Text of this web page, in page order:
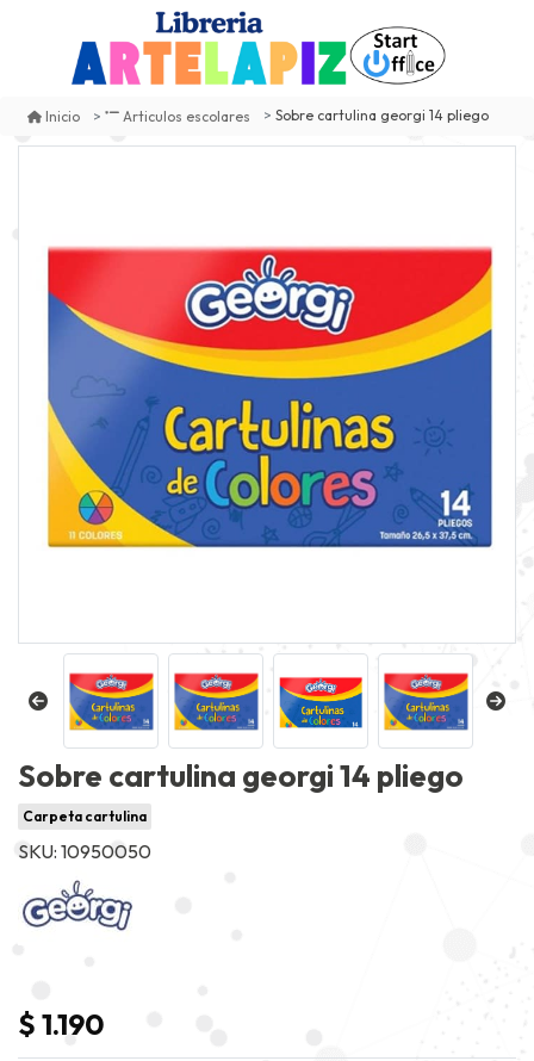
Inicio Articulos escolares Sobre cartulina georgi 14 pliego
Sobre cartulina georgi 14 pliego
Carpeta cartulina
SKU: 10950050
$ 1.190